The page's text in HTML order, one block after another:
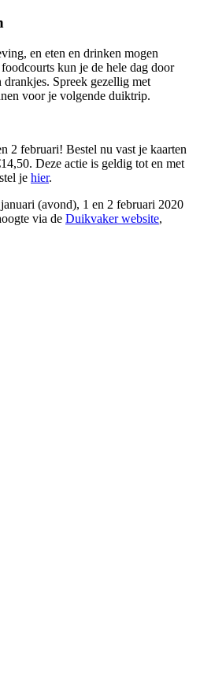
en eten en drinken mogen
kun je de hele dag door
Spreek gezellig met
voor je volgende duiktrip.
2 februari! Bestel nu vast je kaarten
Deze actie is geldig tot en met
je hier.
(avond), 1 en 2 februari 2020
via de Duikvaker website,